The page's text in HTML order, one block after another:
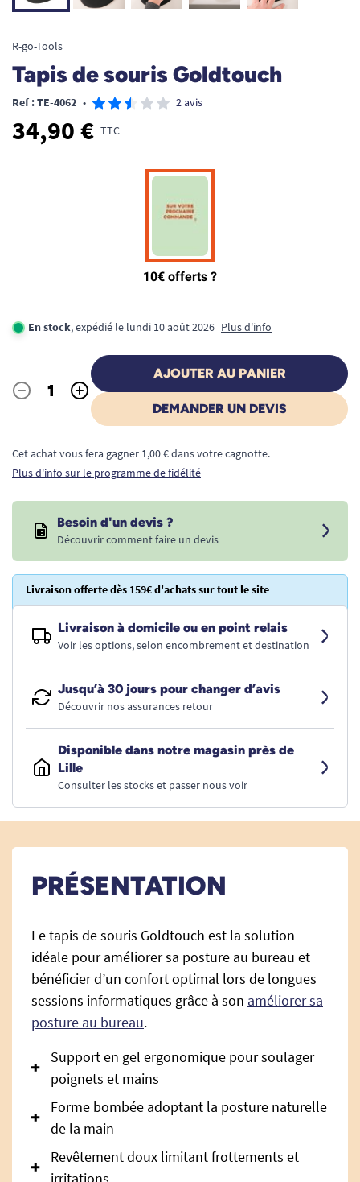
R-go-Tools
Tapis de souris Goldtouch
Ref : TE-4062 • 2 avis
34,90 € TTC
En stock, expédié le lundi 10 août 2026 Plus d'info
Quantité
- +
AJOUTER AU PANIER
DEMANDER UN DEVIS
Cet achat vous fera gagner 1,00 € dans votre cagnotte.
Plus d'info sur le programme de fidélité
Besoin d'un devis ?
Découvrir comment faire un devis
Livraison offerte dès 159€ d'achats sur tout le site
Livraison à domicile ou en point relais
Voir les options, selon encombrement et destination
Jusqu’à 30 jours pour changer d’avis
Découvrir nos assurances retour
Disponible dans notre magasin près de
Lille
Consulter les stocks et passer nous voir
PRÉSENTATION
Le tapis de souris Goldtouch est la solution
idéale pour améliorer sa posture au bureau et
bénéficier d’un confort optimal lors de longues
sessions informatiques grâce à son améliorer sa
posture au bureau.
Support en gel ergonomique pour soulager
poignets et mains
Forme bombée adoptant la posture naturelle
de la main
Revêtement doux limitant frottements et